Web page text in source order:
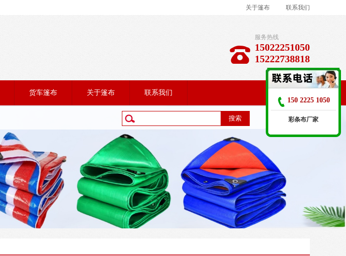
关于篷布 联系我们
服务热线
15022251050
15222738818
货车篷布 关于篷布 联系我们
150 2225 1050
彩条布厂家